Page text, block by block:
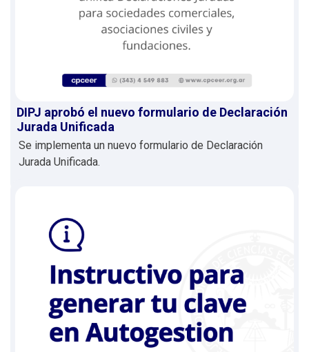
DIPJ aprobó el nuevo formulario de Declaración
Jurada Unificada
Se implementa un nuevo formulario de Declaración
Jurada Unificada.